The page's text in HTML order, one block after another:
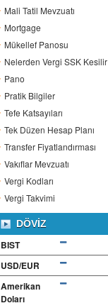
Mali Tatil Mevzuatı
Mortgage
Mükellef Panosu
Nelerden Vergi SSK Kesilir
Pano
Pratik Bilgiler
Tefe Katsayıları
Tek Düzen Hesap Planı
Transfer Fiyatlandırması
Vakıflar Mevzuatı
Vergi Kodları
Vergi Takvimi
DÖVIZ
BIST
USD/EUR
Amerikan
Doları